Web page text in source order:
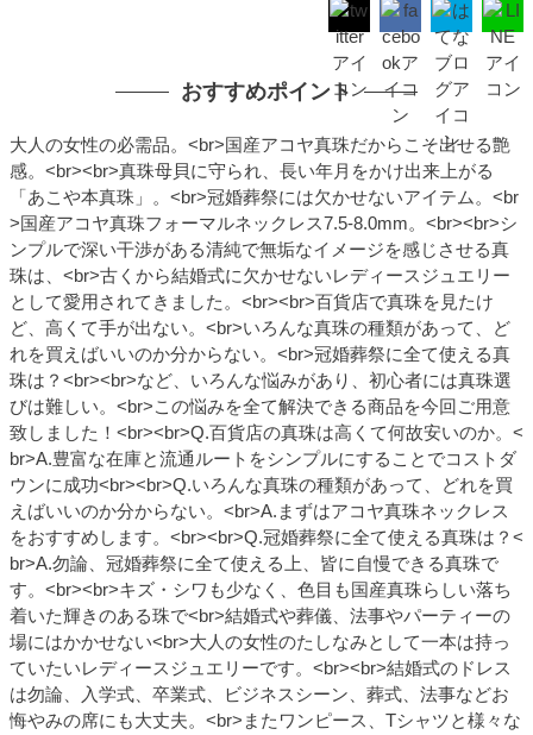
おすすめポイント
大人の女性の必需品。<br>国産アコヤ真珠だからこそ出せる艶
感。<br><br>真珠母貝に守られ、長い年月をかけ出来上がる
「あこや本真珠」。<br>冠婚葬祭には欠かせないアイテム。<br
>国産アコヤ真珠フォーマルネックレス7.5-8.0mm。<br><br>シ
ンプルで深い干渉がある清純で無垢なイメージを感じさせる真
珠は、<br>古くから結婚式に欠かせないレディースジュエリー
として愛用されてきました。<br><br>百貨店で真珠を見たけ
ど、高くて手が出ない。<br>いろんな真珠の種類があって、ど
れを買えばいいのか分からない。<br>冠婚葬祭に全て使える真
珠は？<br><br>など、いろんな悩みがあり、初心者には真珠選
びは難しい。<br>この悩みを全て解決できる商品を今回ご用意
致しました！<br><br>Q.百貨店の真珠は高くて何故安いのか。<
br>A.豊富な在庫と流通ルートをシンプルにすることでコストダ
ウンに成功<br><br>Q.いろんな真珠の種類があって、どれを買
えばいいのか分からない。<br>A.まずはアコヤ真珠ネックレス
をおすすめします。<br><br>Q.冠婚葬祭に全て使える真珠は？<
br>A.勿論、冠婚葬祭に全て使える上、皆に自慢できる真珠で
す。<br><br>キズ・シワも少なく、色目も国産真珠らしい落ち
着いた輝きのある珠で<br>結婚式や葬儀、法事やパーティーの
場にはかかせない<br>大人の女性のたしなみとして一本は持っ
ていたいレディースジュエリーです。<br><br>結婚式のドレス
は勿論、入学式、卒業式、ビジネスシーン、葬式、法事などお
悔やみの席にも大丈夫。<br>またワンピース、Tシャツと様々な